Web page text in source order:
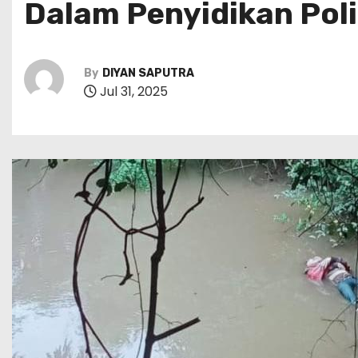
Dalam Penyidikan
By DIYAN SAPUTRA
Jul 31, 2025